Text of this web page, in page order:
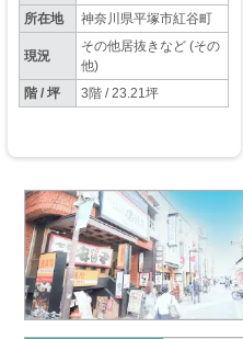
所在地
神奈川県平塚市紅谷町
現況
その他居抜きなど (その
他)
階 / 坪
3階 / 23.21坪